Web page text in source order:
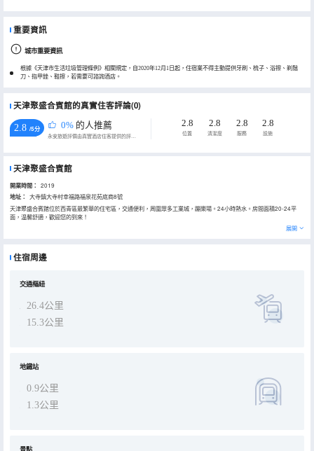
重要資訊
城市重要資訊
根據《天津市生活垃圾管理條例》相關規定，自2020年12月1日起，住宿業不得主動提供牙刷、梳子、浴擦、剃鬚
刀、指甲銼、鞋擦，若需要可諮詢酒店。
天津聚盛合賓館的真實住客評論(0)
2.8 /5分 0% 的人推薦
永安旅遊評價由真實酒店住客提供的評價。
2.8
位置
2.8
清潔度
2.8
服務
2.8
設施
天津聚盛合賓館
開業時間： 2019
地址：
大寺鎮大寺村幸福路福泉花苑底商8號
天津聚盛合賓館位於西青區最繁華的住宅區，交通便利，周圍眾多工業城，蹦樂場。24小時熱水。房間面積20-24平
面，温馨舒適，歡迎您的到來！
展開
住宿周邊
交通樞紐
26.4公里
15.3公里
地鐵站
0.9公里
1.3公里
景點